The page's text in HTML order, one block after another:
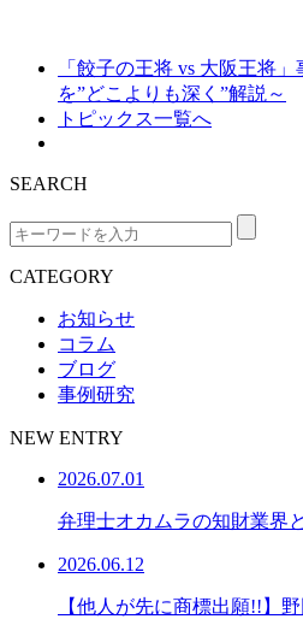
「餃子の王将 vs 大阪王将
を”どこよりも深く”解説～
トピックス一覧へ
SEARCH
CATEGORY
お知らせ
コラム
ブログ
事例研究
NEW ENTRY
2026.07.01
弁理士オカムラの知財業界
2026.06.12
【他人が先に商標出願!!】